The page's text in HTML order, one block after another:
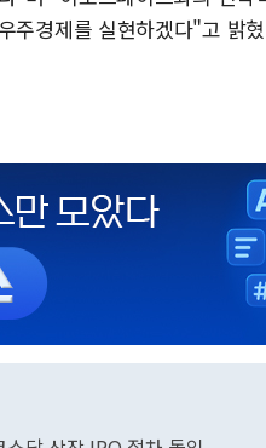
주경제를 실현하겠다"고 밝